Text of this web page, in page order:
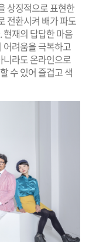
상징적으로 표현한
전환시켜 배가 파도
현재의 답답한 마음
어려움을 극복하고
니라도 온라인으로
수 있어 즐겁고 색